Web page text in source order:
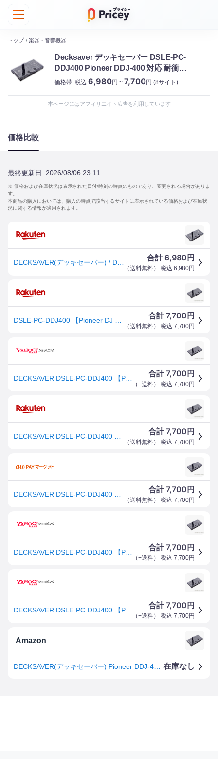
トップ / 楽器・音響機器
Decksaver デッキセーバー ‎DSLE-PC-
DDJ400 Pioneer DDJ-400 対応 耐衝撃
カバー
価格帯: 税込 6,980円 ~ 7,700円 (8サイト)
本ページにはアフィリエイト広告を利用しています
価格比較
最終更新日: 2026/08/06 23:11
※ 価格および在庫状況は表示された日付/時刻の時点のものであり、変更される場合がありま
す。
本商品の購入においては、購入の時点で該当するサイトに表示されている価格および在庫状
況に関する情報が適用されます。
合計6,980 円
（送料無料） 税込 6,980円
合計7,700 円
（送料無料） 税込 7,700円
合計7,700 円
（+送料） 税込 7,700円
合計7,700 円
（送料無料） 税込 7,700円
合計7,700 円
（送料無料） 税込 7,700円
合計7,700 円
（+送料） 税込 7,700円
合計7,700 円
（+送料） 税込 7,700円
Amazon
在庫なし